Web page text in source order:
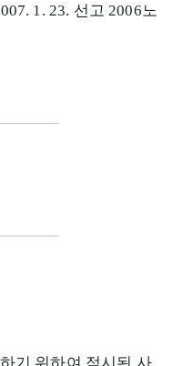
1. 23. 선고 2006노
기 위하여 적시된 사